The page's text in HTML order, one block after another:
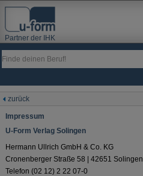
Partner der IHK
zurück
Impressum
U-Form Verlag Solingen
Hermann Ullrich GmbH & Co. KG
Cronenberger Straße 58 | 42651 Solingen
Telefon (02 12) 2 22 07-0